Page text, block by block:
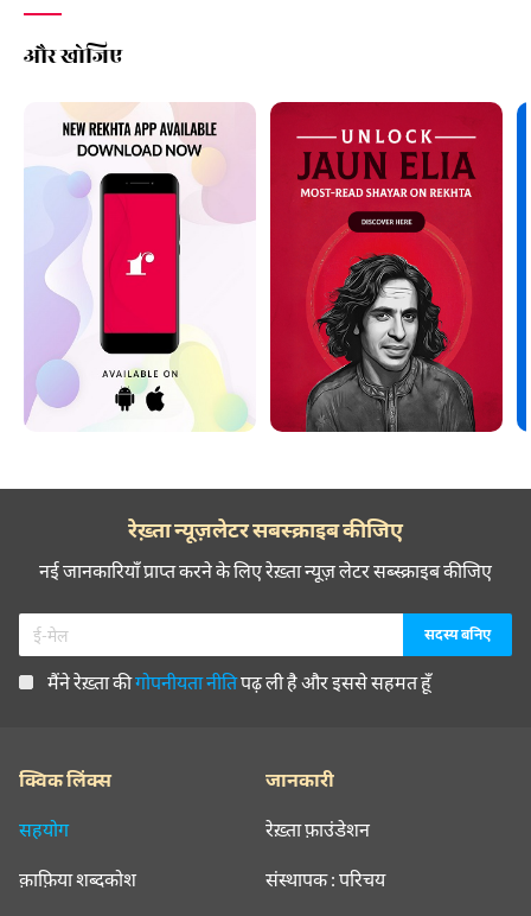
और खोजिए
रेख़्ता न्यूज़लेटर सबस्क्राइब कीजिए
नई जानकारियाँ प्राप्त करने के लिए रेख़्ता न्यूज़ लेटर सब्स्क्राइब कीजिए
मैंने रेख़्ता कीगोपनीयता नीतिपढ़ ली है और इससे सहमत हूँ
क्विक लिंक्स
सहयोग
क़ाफ़िया शब्दकोश
जानकारी
रेख़्ता फ़ाउंडेशन
संस्थापक : परिचय